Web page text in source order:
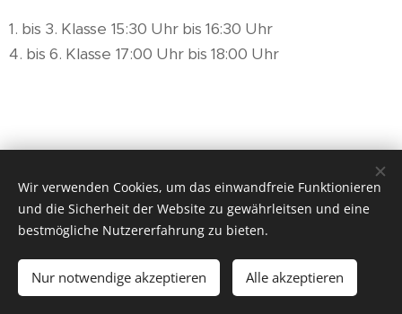
1. bis 3. Klasse 15:30 Uhr bis 16:30 Uhr
4. bis 6. Klasse 17:00 Uhr bis 18:00 Uhr
Heimatverein Dittmannsdorf e. V.
Impressum
Cookies
Wir verwenden Cookies, um das einwandfreie Funktionieren
und die Sicherheit der Website zu gewährleitsen und eine
bestmögliche Nutzererfahrung zu bieten.
Nur notwendige akzeptieren Alle akzeptieren